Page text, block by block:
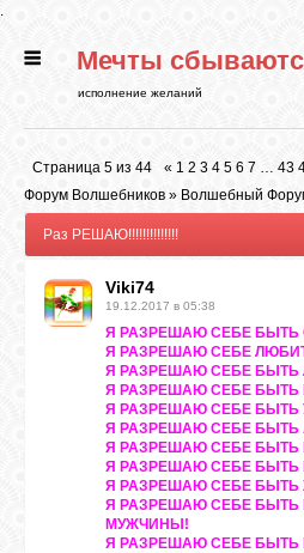
.
ГЛАВНАЯ
РИТУАЛЫ
БИБЛИОТЕКА
Мечты
исполнение желаний
Страница 5 из 44 « 1 2 3 4 5 6 7 … 43
Форум Волшебников » Волшебный
Раз РЕШАЮ!!!!!!!!!!!!!!
Viki74
19.12.2017 в 05:38
Я РАЗРЕШАЮ СЕБЕ БЫТЬ
Я РАЗРЕШАЮ СЕБЕ
Я РАЗРЕШАЮ СЕБЕ
Я РАЗРЕШАЮ СЕБЕ БЫТЬ
Я РАЗРЕШАЮ СЕБЕ БЫТЬ
Я РАЗРЕШАЮ СЕБЕ БЫТЬ
Я РАЗРЕШАЮ СЕБЕ БЫТЬ
Я РАЗРЕШАЮ СЕБЕ БЫТЬ
Я РАЗРЕШАЮ СЕБЕ БЫТЬ
Я РАЗРЕШАЮ СЕБЕ БЫТЬ
МУЖЧИНЫ!
Я РАЗРЕШАЮ СЕБЕ БЫТЬ